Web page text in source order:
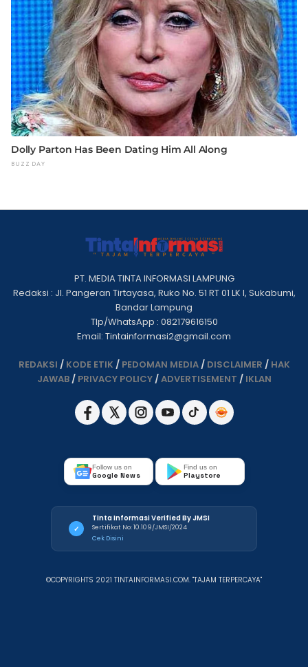
PT. MEDIA TINTA INFORMASI LAMPUNG
Redaksi : Jl. Pangeran Tirtayasa, Ruko No. 51 RT 01 LK I, Sukabumi,
Bandar Lampung
Tlp/WhatsApp : 082179616150
Email: Tintainformasi2@gmail.com
REDAKSI / KODE ETIK / PEDOMAN MEDIA/ DISCLAIMER / HAK
JAWAB/ PRIVACY POLICY/ADVERTISEMENT / IKLAN
Follow us on
Google News
Find us on
Playstore
✓
Tinta Informasi Verified By JMSI
Sertifikat No: 10.109/JMSI/2024
Cek Disini
©COPYRIGHTS 2021 TINTAINFORMASI.COM. "TAJAM TERPERCAYA"